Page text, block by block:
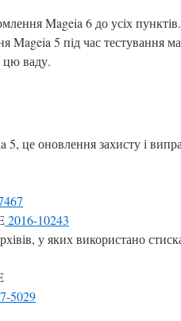
Mageia 6 до усіх
Mageia 5 під час тестування
цю ваду.
5, це оновлення захисту і
2016-10243
у яких використано
5029